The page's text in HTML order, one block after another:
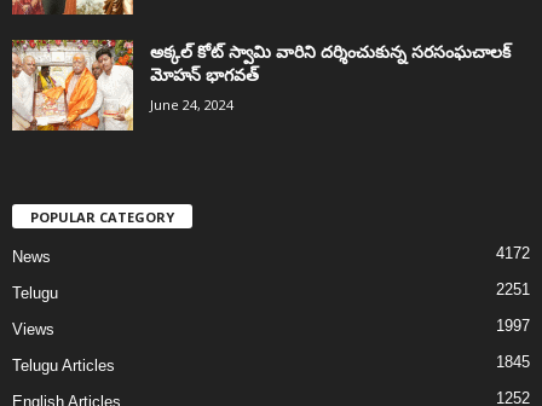
అక్కల్‌ కోట్‌ స్వామి వారిని దర్శించుకున్న సరసంఘచాలక్
మోహన్ భాగవత్
June 24, 2024
POPULAR CATEGORY
News 4172
Telugu 2251
Views 1997
Telugu Articles 1845
English Articles 1252